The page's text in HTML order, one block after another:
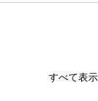
すべて表示